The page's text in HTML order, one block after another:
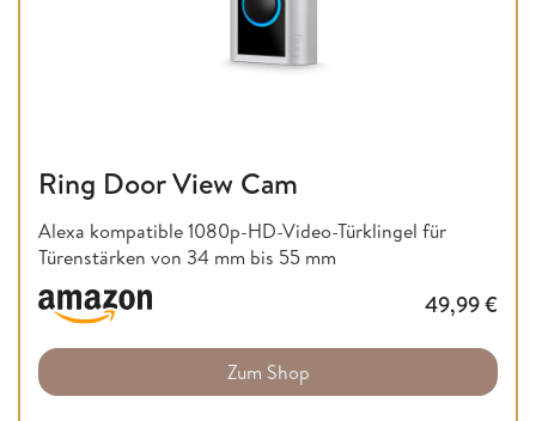
Ring Door View Cam
Alexa kompatible 1080p-HD-Video-Türklingel für
Türenstärken von 34 mm bis 55 mm
49,99€
Zum Shop